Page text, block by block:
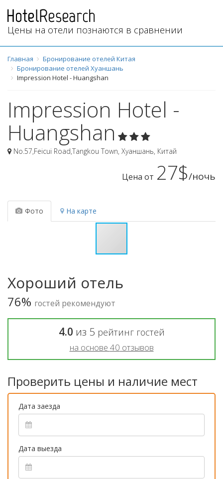
Цены на отели познаются в сравнении
Главная
Бронирование отелей Китая
Бронирование отелей Хуаншань
Impression Hotel - Huangshan
Impression Hotel -
Huangshan
No.57,Feicui Road,Tangkou Town, Хуаншань, Китай
Цена от 27$/ночь
Фото На карте
Хороший отель
76% гостей рекомендуют
4.0 из 5 рейтинг гостей
на основе 40 отзывов
Проверить цены и наличие мест
Дата заезда
Дата выезда